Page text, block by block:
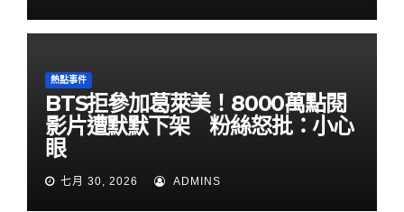
熱點事件
BTS拒參加葛萊美！8000萬點閱
影片遭默默下架 粉絲怒批：小心
眼
七月 30, 2026 ADMINS